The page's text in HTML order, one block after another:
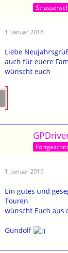
1. Januar 2016
Liebe
auch für euere
wünscht euch
1. Januar 2016
Ein gutes und
Touren
wünscht Euch aus
Gundolf